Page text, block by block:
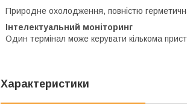
Природне охолодження, повністю
Інтелектуальний моніторинг
Один термінал може керувати кількома
Характеристики